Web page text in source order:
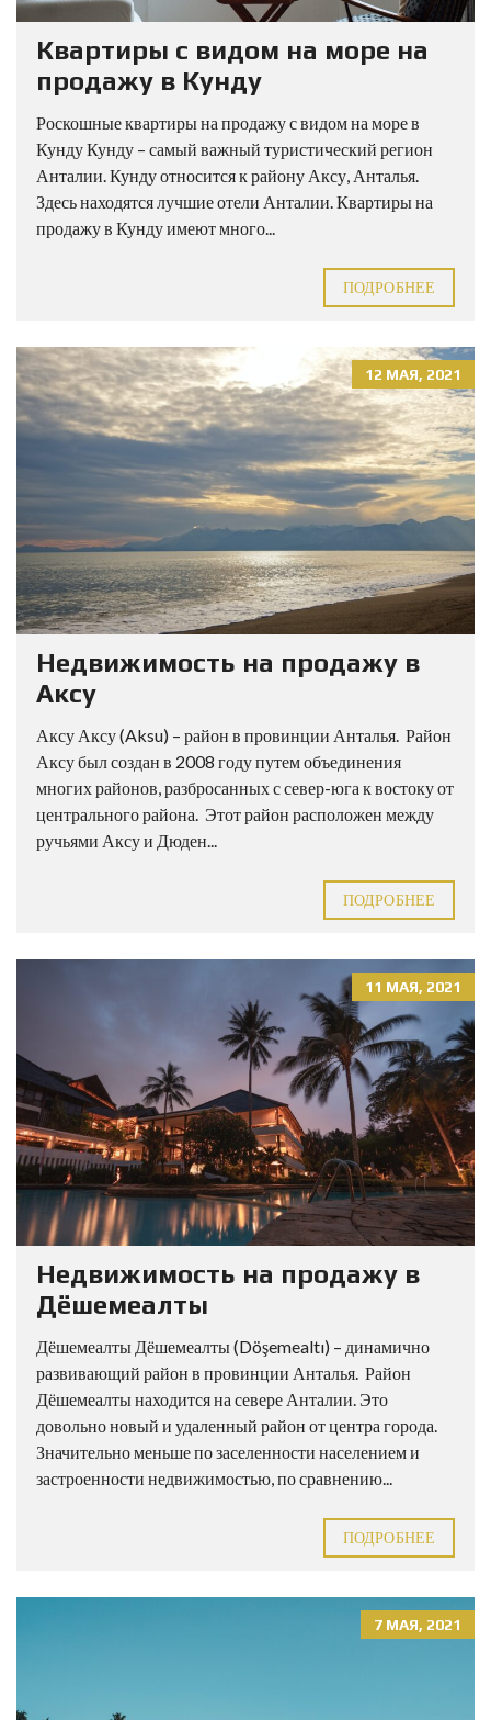
Квартиры с видом на море на
продажу в Кунду
Роскошные квартиры на продажу с видом на море в
Кунду Кунду – самый важный туристический регион
Анталии. Кунду относится к району Аксу, Анталья.
Здесь находятся лучшие отели Анталии. Квартиры на
продажу в Кунду имеют много...
ПОДРОБНЕЕ
12 МАЯ, 2021
Недвижимость на продажу в
Аксу
Аксу Аксу (Aksu) – район в провинции Анталья. Район
Аксу был создан в 2008 году путем объединения
многих районов, разбросанных с север-юга к востоку от
центрального района. Этот район расположен между
ручьями Аксу и Дюден...
ПОДРОБНЕЕ
11 МАЯ, 2021
Недвижимость на продажу в
Дёшемеалты
Дёшемеалты Дёшемеалты (Döşemealtı) – динамично
развивающий район в провинции Анталья. Район
Дёшемеалты находится на севере Анталии. Это
довольно новый и удаленный район от центра города.
Значительно меньше по заселенности населением и
застроенности недвижимостью, по сравнению...
ПОДРОБНЕЕ
7 МАЯ, 2021